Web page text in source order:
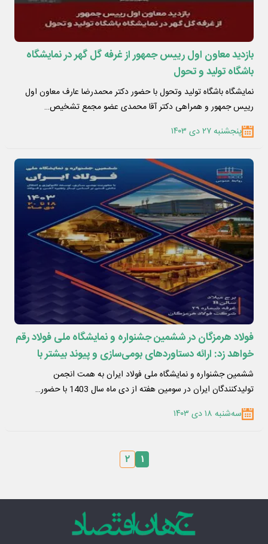
بازدید معاون اول رییس جمهور از غرفه گل گهر در نمایشگاه
باشگاه تولید و‌ تحول
نمایشگاه باشگاه تولید و‌تحول با حضور دکتر محمدرضا عارف معاون اول
رییس جمهور و همراهی دکتر آقا محمدی عضو مجمع تشخیص…
پنجشنبه ۲۷ دی ۱۴۰۳
فولاد هرمزگان در ششمین جشنواره و نمایشگاه ملی فولاد رقم
خواهد زد: ارائه دستاوردهای ‌بومی‌سازی و پیوند بیشتر با
شرکت‌های دانش‌بنیان
ششمین جشنواره و نمایشگاه ملی فولاد ایران به همت انجمن
تولیدکنندگان ایران در سومین هفته از دی ماه سال 1403 با حضور…
سه‌شنبه ۱۸ دی ۱۴۰۳
۱ ۲